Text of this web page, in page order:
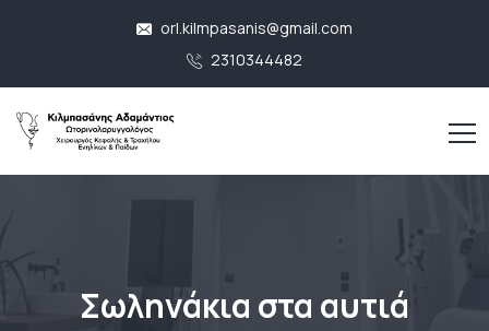
orl.kilmpasanis@gmail.com
2310344482
Σωληνάκια στα αυτιά